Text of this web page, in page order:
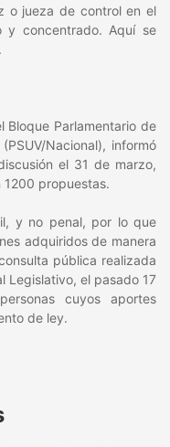
o jueza de control en el
y concentrado. Aquí se
Bloque Parlamentario de
Nacional), informó
el 31 de marzo,
propuestas.
y no penal, por lo que
adquiridos de manera
pública realizada
Legislativo, el pasado 17
cuyos aportes
de ley.